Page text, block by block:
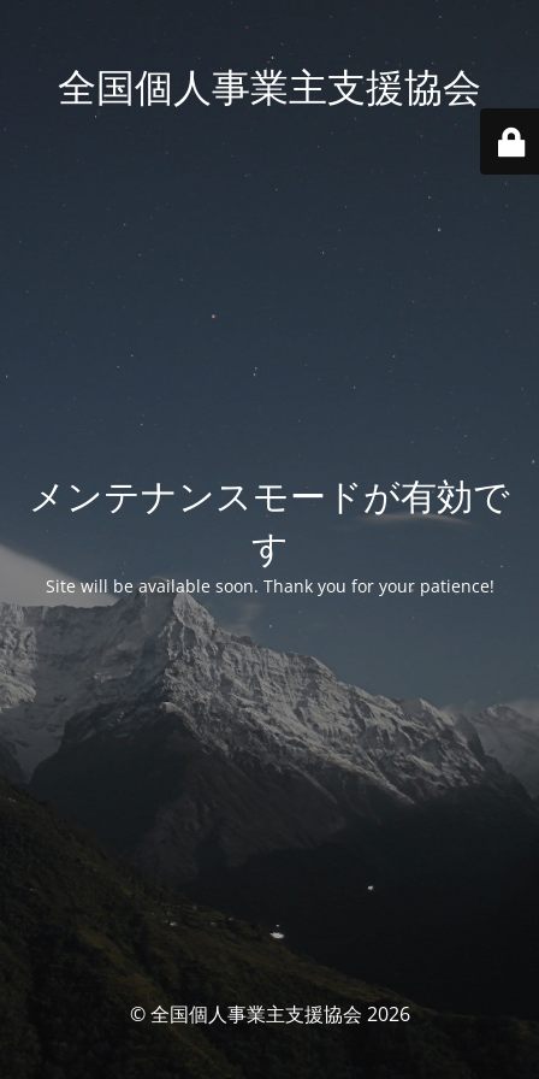
全国個人事業主支援協会
メンテナンスモードが有効で
す
Site will be available soon. Thank you for your patience!
© 全国個人事業主支援協会 2026